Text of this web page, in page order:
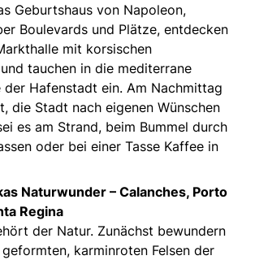
Geburtshaus von Napoleon,
Boulevards und Plätze, entdecken
mit korsischen
tauchen in die mediterrane
der Hafenstadt ein. Am Nachmittag
die Stadt nach eigenen Wünschen
es am Strand, beim Bummel durch
oder bei einer Tasse Kaffee in
Naturwunder – Calanches, Porto
Regina
der Natur. Zunächst bewundern
karminroten Felsen der